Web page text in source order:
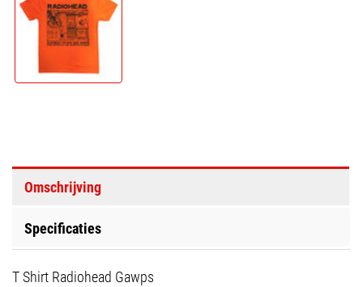
Omschrijving
Specificaties
T Shirt Radiohead Gawps